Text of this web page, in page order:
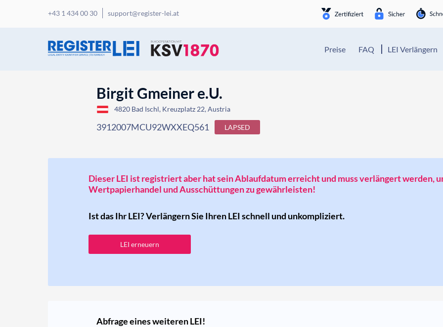
+43 1 434 00 30 support@register-lei.at
Preise FAQ LEI Verlängern
Birgit Gmeiner e.U.
4820 Bad Ischl, Kreuzplatz 22, Austria
3912007MCU92WXXEQ561 LAPSED
Dieser LEI ist registriert aber hat sein Ablaufdatum erreicht und muss verlängert werden,
Wertpapierhandel und Ausschüttungen zu gewährleisten!
Ist das Ihr LEI? Verlängern Sie Ihren LEI schnell und unkompliziert.
LEI erneuern
Abfrage eines weiteren LEI!